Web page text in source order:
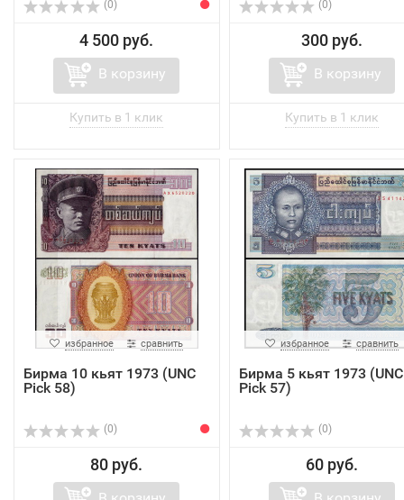
(0)
4 500 руб.
В корзину
(0)
300 руб.
В корзину
избранное сравнить
Бирма 10 кьят 1973 (UNC
Pick 58)
(0)
80 руб.
избранное сравнить
Бирма 5 кьят 1973 (UNC
Pick 57)
(0)
60 руб.